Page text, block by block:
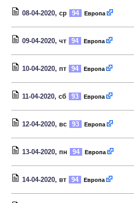
08-04-2020, ср 94 Европа
09-04-2020, чт 94 Европа
10-04-2020, пт 94 Европа
11-04-2020, сб 93 Европа
12-04-2020, вс 93 Европа
13-04-2020, пн 94 Европа
14-04-2020, вт 94 Европа